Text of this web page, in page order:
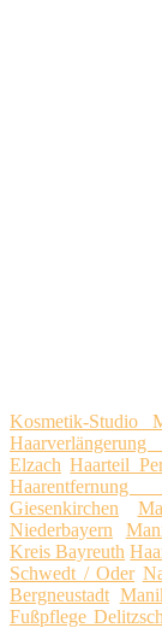
Kosmetik-Studio
Haarverlängerung
Elzach Haarteil
Haarentfernung
Giesenkirchen
Niederbayern
Kreis Bayreuth
Schwedt / Oder
Bergneustadt
Fußpflege Delitzsch